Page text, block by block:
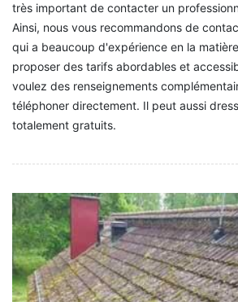
très important de contacter un
Ainsi, nous vous recommandons de
qui a beaucoup d'expérience en la
proposer des tarifs abordables et
voulez des renseignements
téléphoner directement. Il peut aussi
totalement gratuits.